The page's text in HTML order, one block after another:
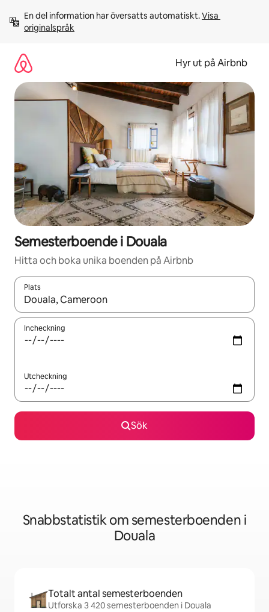
innehåll
En del information har översatts automatiskt. Visa
originalspråk
Hyr ut på Airbnb
Semesterboende i Douala
Hitta och boka unika boenden på Airbnb
Plats
När resultaten är tillgängliga kan du navigera med upp- och
Incheckning
Utcheckning
Sök
Snabbstatistik om semesterboenden i
Douala
Totalt antal semesterboenden
Utforska 3 420 semesterboenden i Douala